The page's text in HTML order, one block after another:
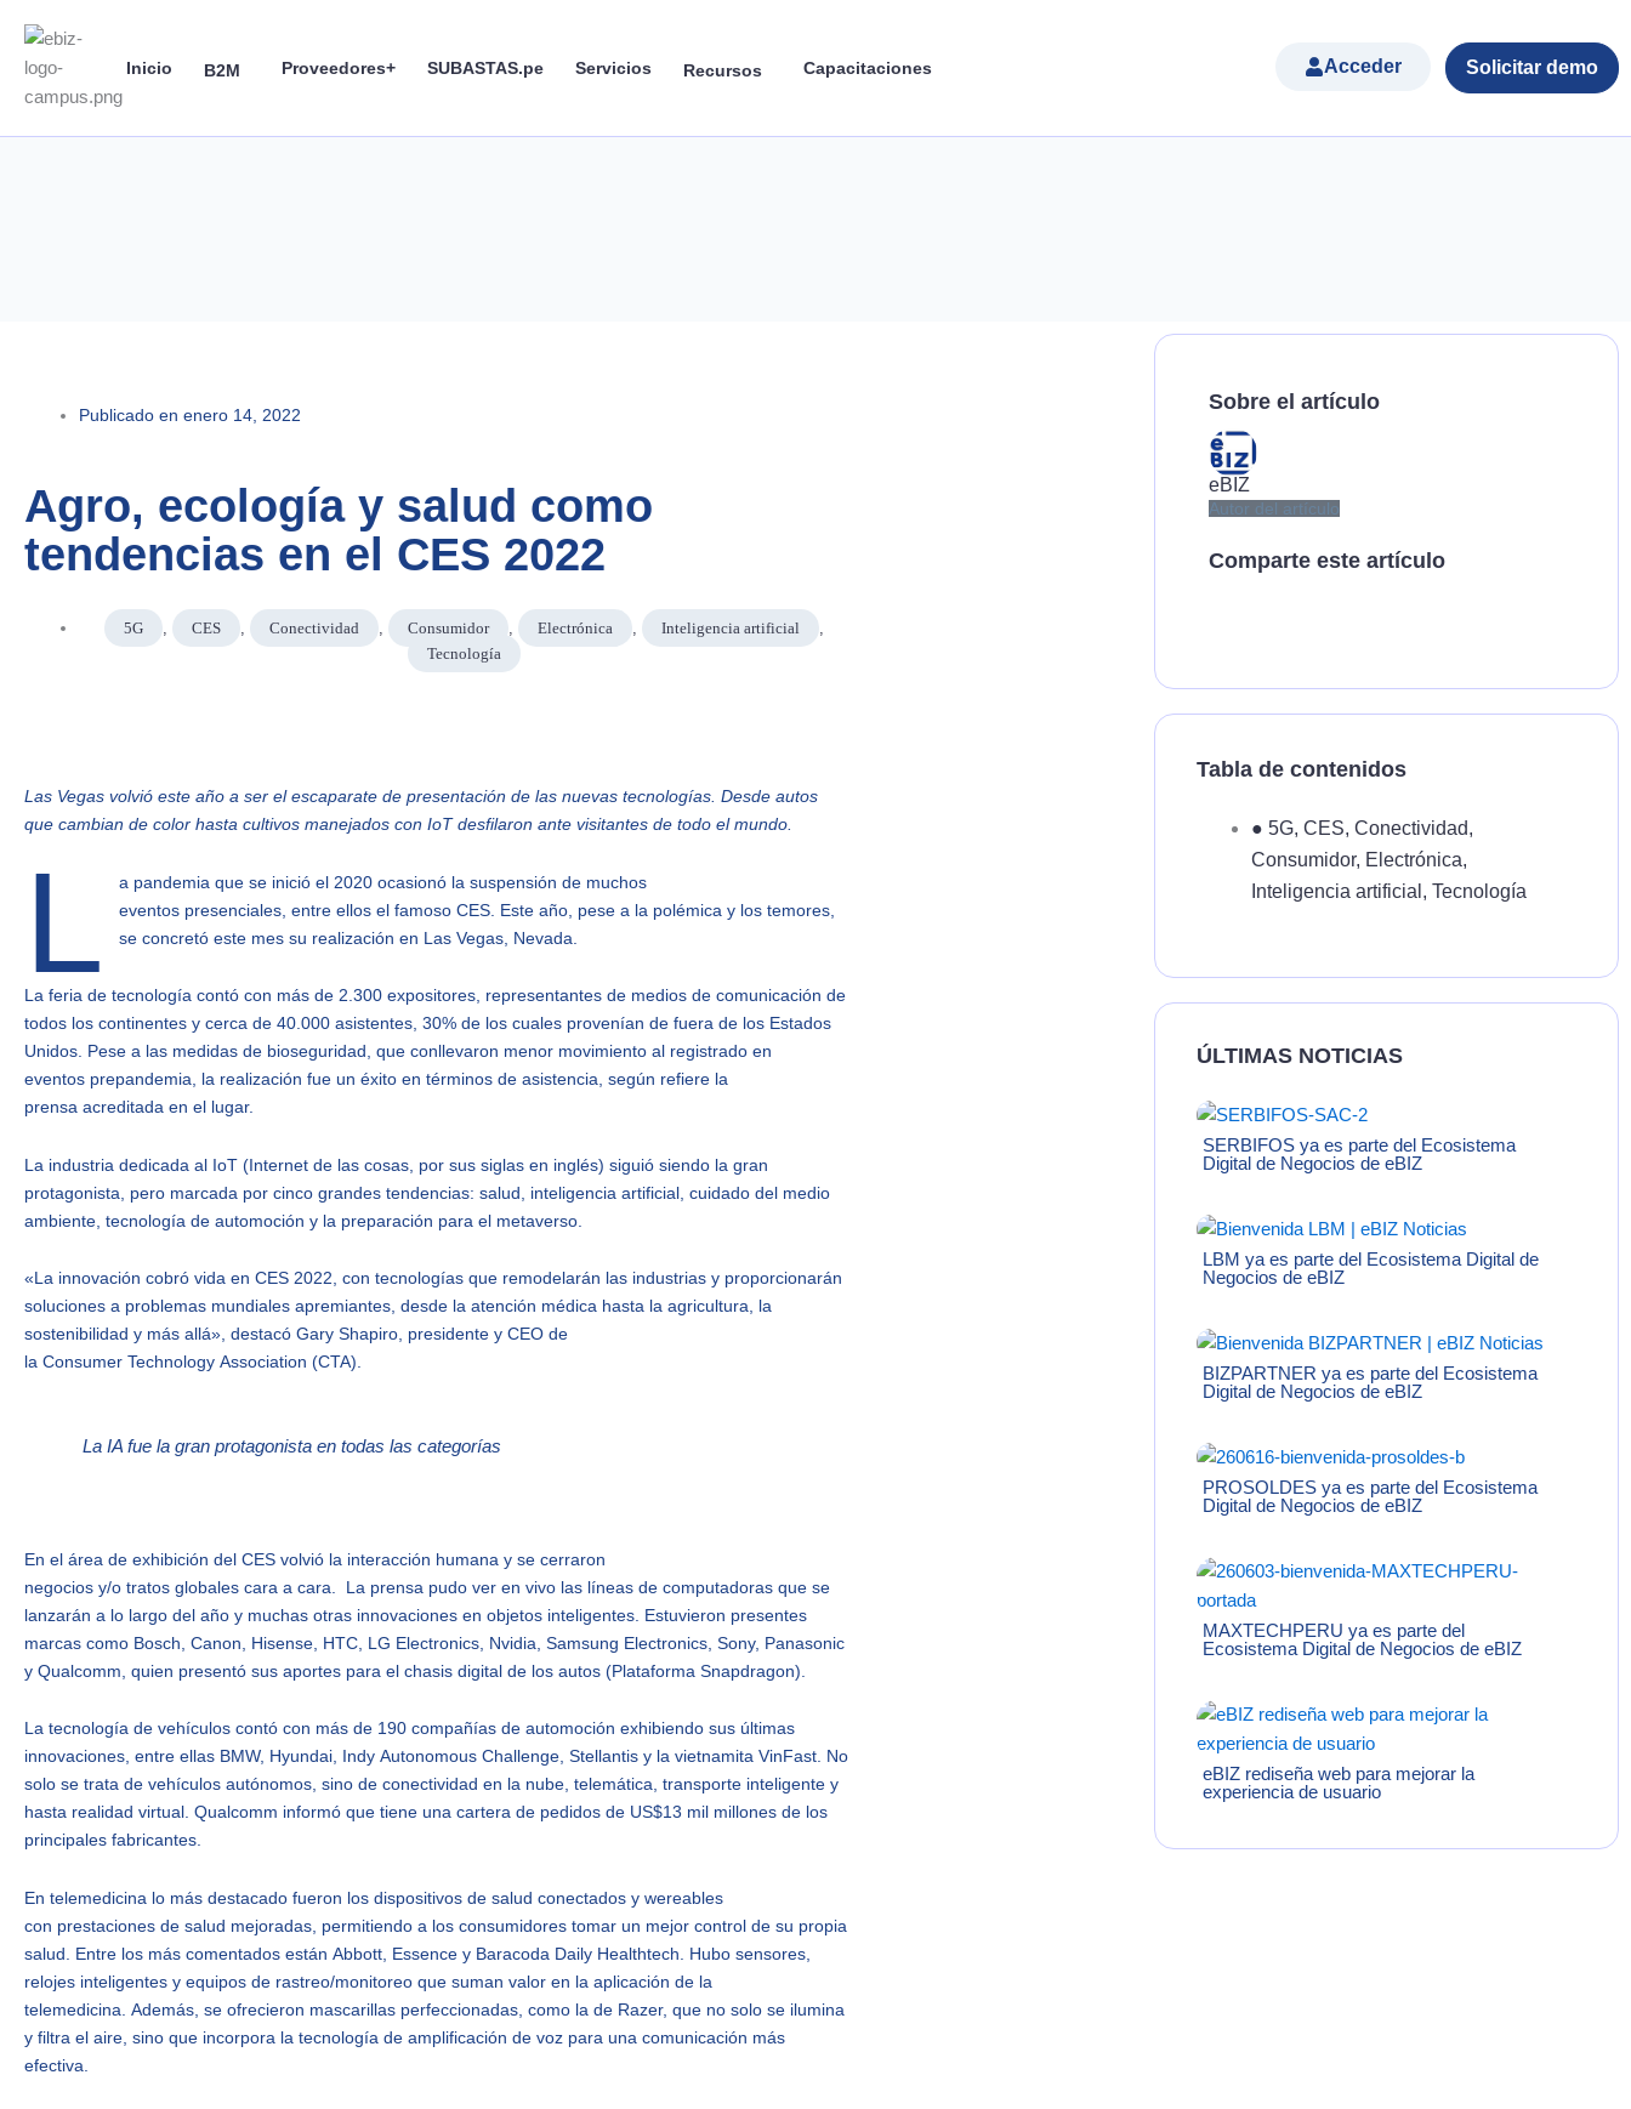
content
Inicio B2M Proveedores+ SUBASTAS.pe Servicios Recursos Capacitaciones Acceder Solicitar demo
Publicado en enero 14, 2022
Agro, ecología y salud como
tendencias en el CES 2022
5G CES Conectividad Consumidor Electrónica Inteligencia artificial
Tecnología
Las Vegas volvió este año a ser el escaparate de presentación de las nuevas tecnologías. Desde autos
que cambian de color hasta cultivos manejados con IoT desfilaron ante visitantes de todo el mundo.
L
a pandemia que se inició el 2020 ocasionó la suspensión de muchos
eventos presenciales, entre ellos el famoso CES. Este año, pese a la polémica y los temores,
se concretó este mes su realización en Las Vegas, Nevada.
La feria de tecnología contó con más de 2.300 expositores, representantes de medios de comunicación de
todos los continentes y cerca de 40.000 asistentes, 30% de los cuales provenían de fuera de los Estados
Unidos. Pese a las medidas de bioseguridad, que conllevaron menor movimiento al registrado en
eventos prepandemia, la realización fue un éxito en términos de asistencia, según refiere la
prensa acreditada en el lugar.
La industria dedicada al IoT (Internet de las cosas, por sus siglas en inglés) siguió siendo la gran
protagonista, pero marcada por cinco grandes tendencias: salud, inteligencia artificial, cuidado del medio
ambiente, tecnología de automoción y la preparación para el metaverso.
«La innovación cobró vida en CES 2022, con tecnologías que remodelarán las industrias y proporcionarán
soluciones a problemas mundiales apremiantes, desde la atención médica hasta la agricultura, la
sostenibilidad y más allá», destacó Gary Shapiro, presidente y CEO de
la Consumer Technology Association (CTA).
La IA fue la gran protagonista en todas las categorías
En el área de exhibición del CES volvió la interacción humana y se cerraron
negocios y/o tratos globales cara a cara. La prensa pudo ver en vivo las líneas de computadoras que se
lanzarán a lo largo del año y muchas otras innovaciones en objetos inteligentes. Estuvieron presentes
marcas como Bosch, Canon, Hisense, HTC, LG Electronics, Nvidia, Samsung Electronics, Sony, Panasonic
y Qualcomm, quien presentó sus aportes para el chasis digital de los autos (Plataforma Snapdragon).
La tecnología de vehículos contó con más de 190 compañías de automoción exhibiendo sus últimas
innovaciones, entre ellas BMW, Hyundai, Indy Autonomous Challenge, Stellantis y la vietnamita VinFast. No
solo se trata de vehículos autónomos, sino de conectividad en la nube, telemática, transporte inteligente y
hasta realidad virtual. Qualcomm informó que tiene una cartera de pedidos de US$13 mil millones de los
principales fabricantes.
En telemedicina lo más destacado fueron los dispositivos de salud conectados y wereables
con prestaciones de salud mejoradas, permitiendo a los consumidores tomar un mejor control de su propia
salud. Entre los más comentados están Abbott, Essence y Baracoda Daily Healthtech. Hubo sensores,
relojes inteligentes y equipos de rastreo/monitoreo que suman valor en la aplicación de la
telemedicina. Además, se ofrecieron mascarillas perfeccionadas, como la de Razer, que no solo se ilumina
y filtra el aire, sino que incorpora la tecnología de amplificación de voz para una comunicación más
efectiva.
Sobre el artículo
eBIZ
Autor del artículo
Comparte este artículo
Tabla de contenidos
● 5G, CES, Conectividad,
Consumidor, Electrónica,
Inteligencia artificial , Tecnología
ÚLTIMAS NOTICIAS
SERBIFOS ya es parte del Ecosistema
Digital de Negocios de eBIZ
LBM ya es parte del Ecosistema Digital de
Negocios de eBIZ
BIZPARTNER ya es parte del Ecosistema
Digital de Negocios de eBIZ
PROSOLDES ya es parte del Ecosistema
Digital de Negocios de eBIZ
MAXTECHPERU ya es parte del
Ecosistema Digital de Negocios de eBIZ
eBIZ rediseña web para mejorar la
experiencia de usuario